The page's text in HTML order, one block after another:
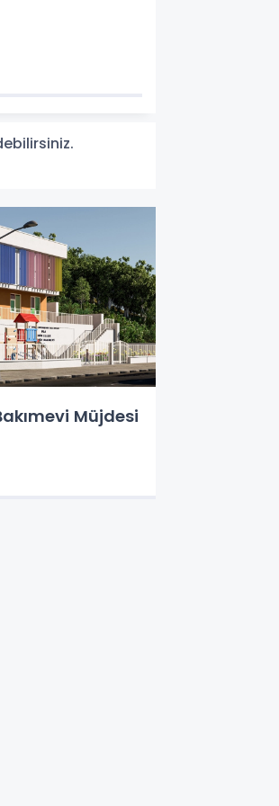
Müjdesi